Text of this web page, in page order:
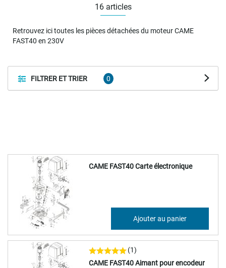
FILTRER ET TRIER
16articles
Retrouvez ici toutes les pièces détachées du moteur CAME
FAST40 en 230V
CAME FAST40 Carte électronique
323,54 €
269,62 € Ajouter au panier
CAME FAST40 Aimant pour encodeur
(1)